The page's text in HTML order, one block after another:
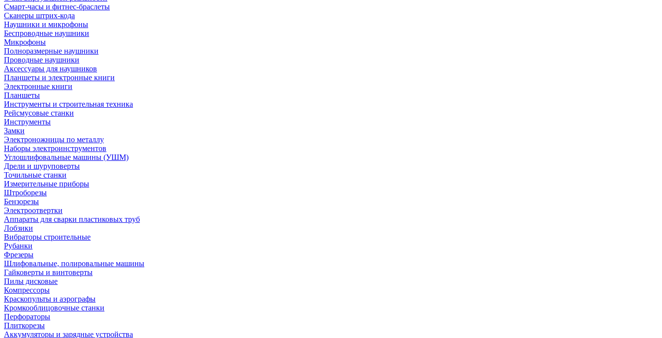
Смарт-часы и фитнес-браслеты
Сканеры штрих-кода
Наушники и микрофоны
Беспроводные наушники
Микрофоны
Полноразмерные наушники
Проводные наушники
Аксессуары для наушников
Планшеты и электронные книги
Электронные книги
Планшеты
Инструменты и строительная техника
Рейсмусовые станки
Инструменты
Замки
Электроножницы по металлу
Наборы электроинструментов
Углошлифовальные машины (УШМ)
Дрели и шуруповерты
Точильные станки
Измерительные приборы
Штроборезы
Бензорезы
Электроотвертки
Аппараты для сварки пластиковых труб
Лобзики
Вибраторы строительные
Рубанки
Фрезеры
Шлифовальные, полировальные машины
Гайковерты и винтоверты
Пилы дисковые
Компрессоры
Краскопульты и аэрографы
Кромкооблицовочные станки
Перфораторы
Плиткорезы
Аккумуляторы и зарядные устройства